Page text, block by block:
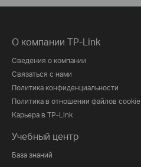
О компании TP-Link
Сведения о компании
Связаться с нами
Политика конфиденциальности
Политика в отношении файлов cookie
Карьера в TP-Link
Учебный центр
База знаний